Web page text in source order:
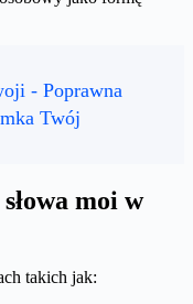
- Poprawna
Twój
moi w
takich jak: